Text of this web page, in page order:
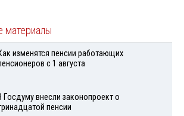
изменятся пенсии работающих
с 1 августа
Госдуму внесли законопроект о
пенсии